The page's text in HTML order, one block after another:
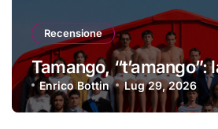
Recensione
Tamango, “t’amango”:
Enrico Bottin Lug 29, 2026